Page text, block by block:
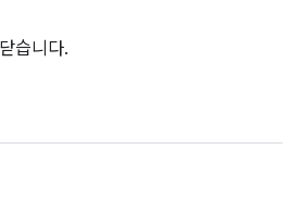
습니다.